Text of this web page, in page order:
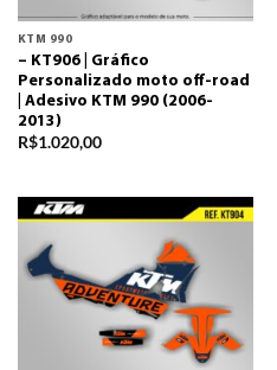
KTM 990
– KT906 | Gráfico
Personalizado moto off-road
| Adesivo KTM 990 (2006-
2013)
R$1.020,00